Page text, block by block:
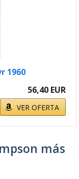
1960
56,40 EUR
VER OFERTA
más